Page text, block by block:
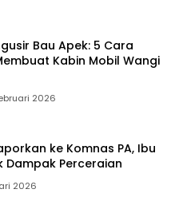
Bau Apek: 5 Cara
Kabin Mobil Wangi
2026
ke Komnas PA, Ibu
Dampak Perceraian
2026